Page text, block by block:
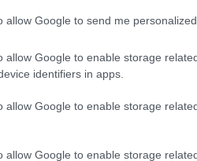
allow Google to send me
allow Google to enable storage
identifiers in apps.
allow Google to enable storage
allow Google to enable storage
1. Jobban megismerjék
felismerhetik
érdeklődési körüket
2. Fejlesszék